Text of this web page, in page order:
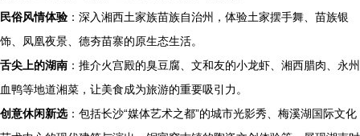
民俗风情体验 ：深入湘西土家族苗族自治州，体验土家摆手舞、苗族银
饰、凤凰夜景、德夯苗寨的原生态生活。
舌尖上的湖南 ：推介火宫殿的臭豆腐、文和友的小龙虾、湘西腊肉、永州
血鸭等地道湘菜，让美食成为旅游的重要吸引力。
创意休闲新选：包括长沙“媒体艺术之都”的城市光影秀、梅溪湖国际文化